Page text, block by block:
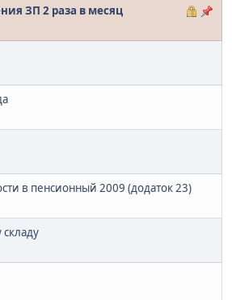
ЗП 2 раза в месяц
в пенсионный 2009 (додаток 23)